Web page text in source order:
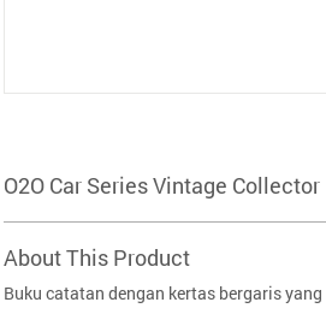
O2O Car Series Vintage Collector
About This Product
Buku catatan dengan kertas bergaris